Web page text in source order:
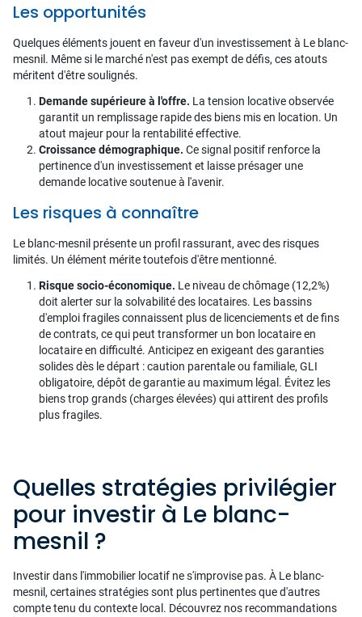
Les opportunités
Quelques éléments jouent en faveur d'un investissement à Le blanc-
mesnil. Même si le marché n'est pas exempt de défis, ces atouts
méritent d'être soulignés.
Demande supérieure à l'offre. La tension locative observée
garantit un remplissage rapide des biens mis en location. Un
atout majeur pour la rentabilité effective.
Croissance démographique. Ce signal positif renforce la
pertinence d'un investissement et laisse présager une
demande locative soutenue à l'avenir.
Les risques à connaître
Le blanc-mesnil présente un profil rassurant, avec des risques
limités. Un élément mérite toutefois d'être mentionné.
Risque socio-économique. Le niveau de chômage (12,2%)
doit alerter sur la solvabilité des locataires. Les bassins
d'emploi fragiles connaissent plus de licenciements et de fins
de contrats, ce qui peut transformer un bon locataire en
locataire en difficulté. Anticipez en exigeant des garanties
solides dès le départ : caution parentale ou familiale, GLI
obligatoire, dépôt de garantie au maximum légal. Évitez les
biens trop grands (charges élevées) qui attirent des profils
plus fragiles.
Quelles stratégies privilégier
pour investir à Le blanc-
mesnil ?
Investir dans l'immobilier locatif ne s'improvise pas. À Le blanc-
mesnil, certaines stratégies sont plus pertinentes que d'autres
compte tenu du contexte local. Découvrez nos recommandations